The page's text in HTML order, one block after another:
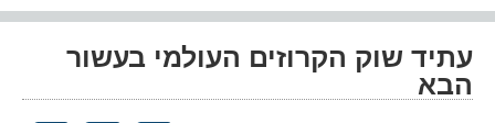
עתיד שוק הקרוזים העולמי בעשור
הבא